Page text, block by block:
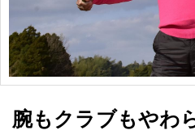
腕もクラブもやわ